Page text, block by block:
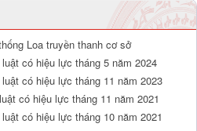
Loa truyền thanh cơ sở
có hiệu lực tháng 5 năm 2024
có hiệu lực tháng 11 năm 2023
có hiệu lực tháng 11 năm 2021
có hiệu lực tháng 10 năm 2021